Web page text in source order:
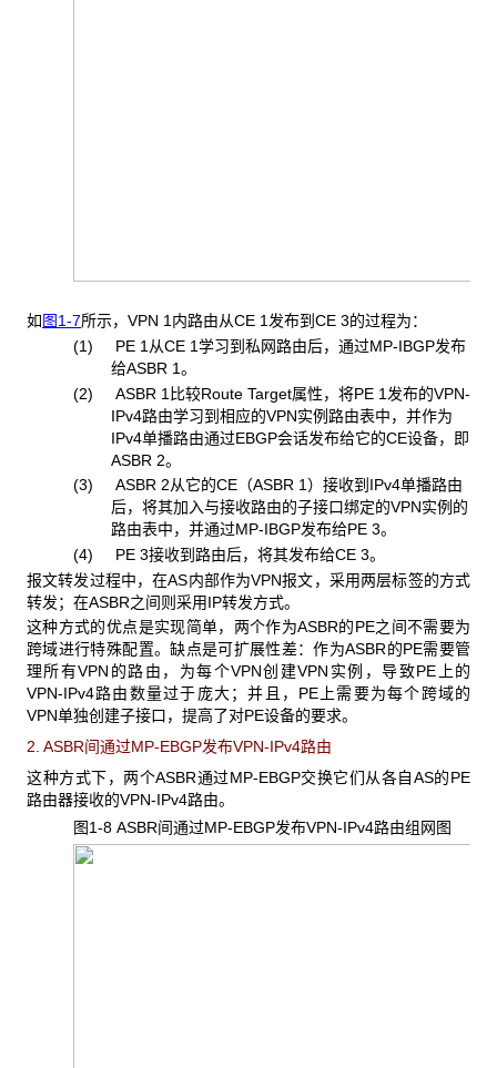
如图1-7所示，VPN 1内路由从CE 1发布到CE 3的过程为：
(1) PE 1 从CE 1学习到私网路由后，通过MP-IBGP发布
给ASBR 1。
(2) ASBR 1 比较Route Target属性，将PE 1发布的VPN-
IPv4路由学习到相应的VPN实例路由表中，并作为
IPv4单播路由通过EBGP会话发布给它的CE设备，即
ASBR 2。
(3) ASBR 2从它的CE（ASBR 1）接收到IPv4单播路由
后，将其加入与接收路由的子接口绑定的VPN实例的
路由表中，并通过MP-IBGP发布给PE 3。
(4) PE 3接收到路由后，将其发布给CE 3。
报文转发过程中，在AS内部作为VPN报文，采用两层标签的方式
转发；在ASBR之间则采用IP转发方式。
这种方式的优点是实现简单，两个作为ASBR的PE之间不需要为
跨域进行特殊配置。缺点是可扩展性差：作为ASBR的PE需要管
理所有VPN的路由，为每个VPN创建VPN实例，导致PE上的
VPN-IPv4路由数量过于庞大；并且，PE上需要为每个跨域的
VPN单独创建子接口，提高了对PE设备的要求。
2. ASBR间通过MP-EBGP发布VPN-IPv4路由
这种方式下，两个ASBR通过MP-EBGP交换它们从各自AS的PE
路由器接收的VPN-IPv4路由。
图1-8 ASBR间通过MP-EBGP发布VPN-IPv4路由组网图